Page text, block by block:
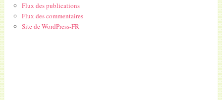
Flux des publications
Flux des commentaires
Site de WordPress-FR